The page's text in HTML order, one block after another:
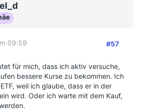
09:59 #57
für mich, dass ich aktiv versuche,
bessere Kurse zu bekommen. Ich
weil ich glaube, dass er in der
wird. Oder ich warte mit dem Kauf,